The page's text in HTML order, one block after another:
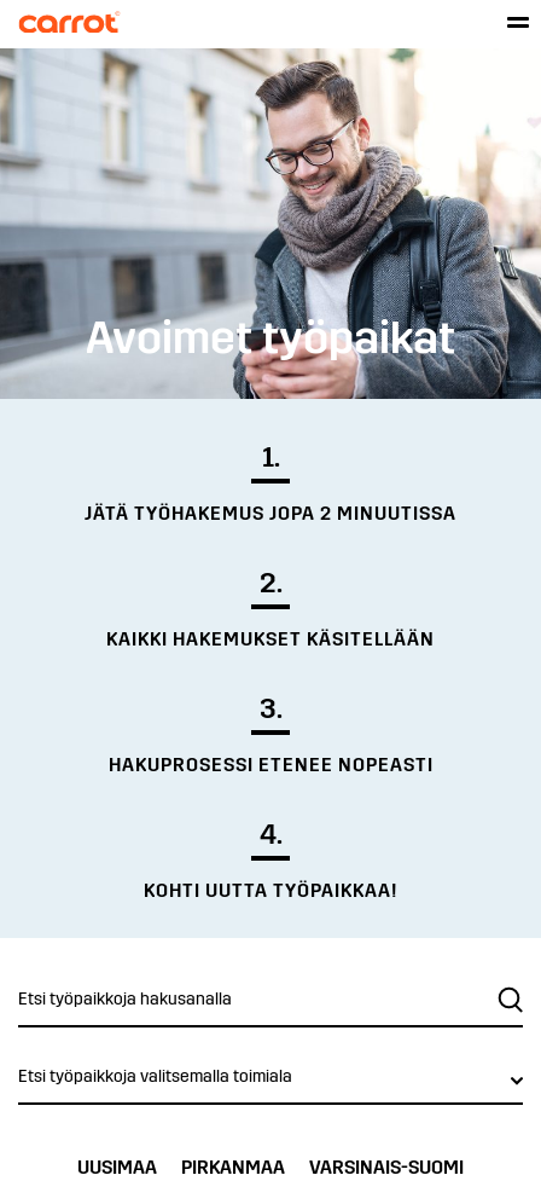
Avoimet työpaikat
1.
JÄTÄ TYÖHAKEMUS JOPA 2 MINUUTISSA
2.
KAIKKI HAKEMUKSET KÄSITELLÄÄN
3.
HAKUPROSESSI ETENEE NOPEASTI
4.
KOHTI UUTTA TYÖPAIKKAA!
Etsi työpaikkoja valitsemalla toimiala
UUSIMAA PIRKANMAA
VARSINAIS-SUOMI